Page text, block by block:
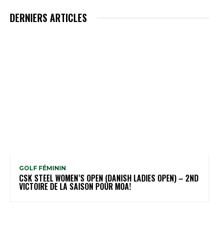
DERNIERS ARTICLES
GOLF FÉMININ
CSK STEEL WOMEN’S OPEN (DANISH LADIES OPEN) – 2ND
VICTOIRE DE LA SAISON POUR MOA!